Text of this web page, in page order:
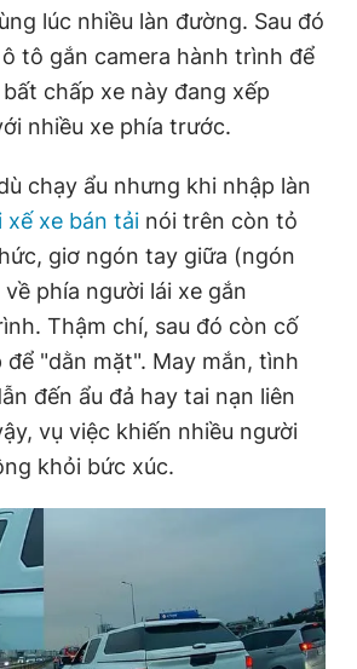
lúc nhiều làn đường. Sau đó
tô gắn camera hành trình để
chấp xe này đang xếp
nhiều xe phía trước.
chạy ẩu nhưng khi nhập làn
xế xe bán tải nói trên còn tỏ
giơ ngón tay giữa (ngón
phía người lái xe gắn
Thậm chí, sau đó còn cố
"dằn mặt". May mắn, tình
đến ẩu đả hay tai nạn liên
vụ việc khiến nhiều người
khỏi bức xúc.